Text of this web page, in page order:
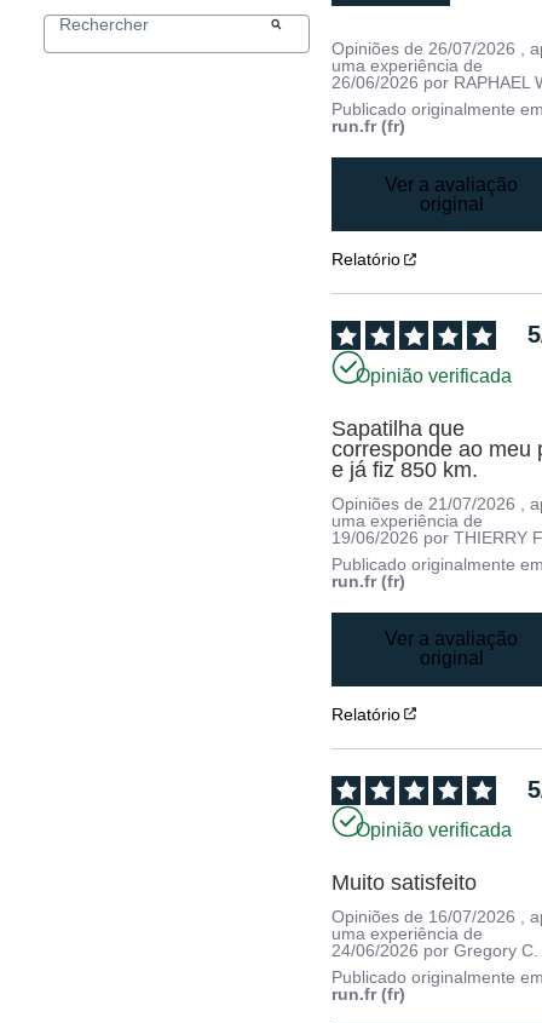
Opiniões de 26/07/2026
,
uma experiência de
26/06/2026 por RAPHAEL
Publicado originalmente
run.fr (fr)
Ver a avaliação
original
Relatório
5
Opinião verificada
Sapatilha que
corresponde ao meu
e já fiz 850 km.
Opiniões de 21/07/2026
,
uma experiência de
19/06/2026 porTHIERRY
Publicado originalmente
run.fr (fr)
Ver a avaliação
original
Relatório
5
Opinião verificada
Muito satisfeito
Opiniões de 16/07/2026
,
uma experiência de
24/06/2026 porGregory C.
Publicado originalmente
run.fr (fr)